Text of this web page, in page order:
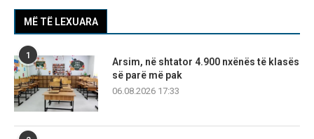
MË TË LEXUARA
1
Arsim, në shtator 4.900 nxënës të klasës
së parë më pak
06.08.2026 17:33